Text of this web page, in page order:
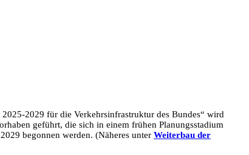
2025-2029 für die Verkehrsinfrastruktur des Bundes“ wird
geführt, die sich in einem frühen Planungsstadium
begonnen werden. (Näheres unter Weiterbau der